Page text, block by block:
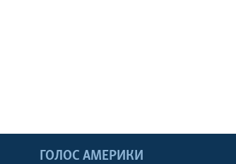
ГОЛОС АМЕРИКИ